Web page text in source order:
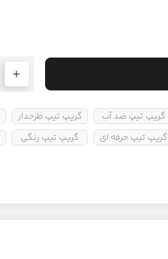
گریپ تیپ ضد آب
گریپ تیپ حرفه ای
گریپ تیپ طرحدار
گریپ تیپ رنگی